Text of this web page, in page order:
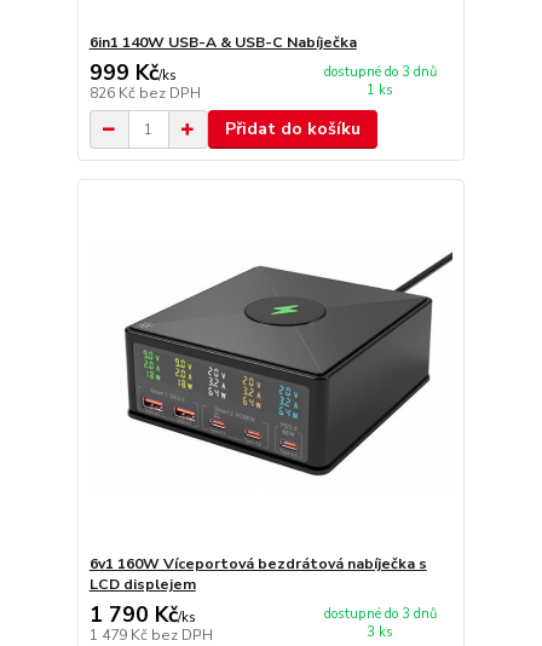
6in1 140W USB-A & USB-C Nabíječka
999 Kč/ks
826 Kč bez DPH
dostupné do 3 dnů
1 ks
Přidat do košíku
6v1 160W Víceportová bezdrátová nabíječka s
LCD displejem
1 790 Kč/ks
1 479 Kč bez DPH
dostupné do 3 dnů
3 ks